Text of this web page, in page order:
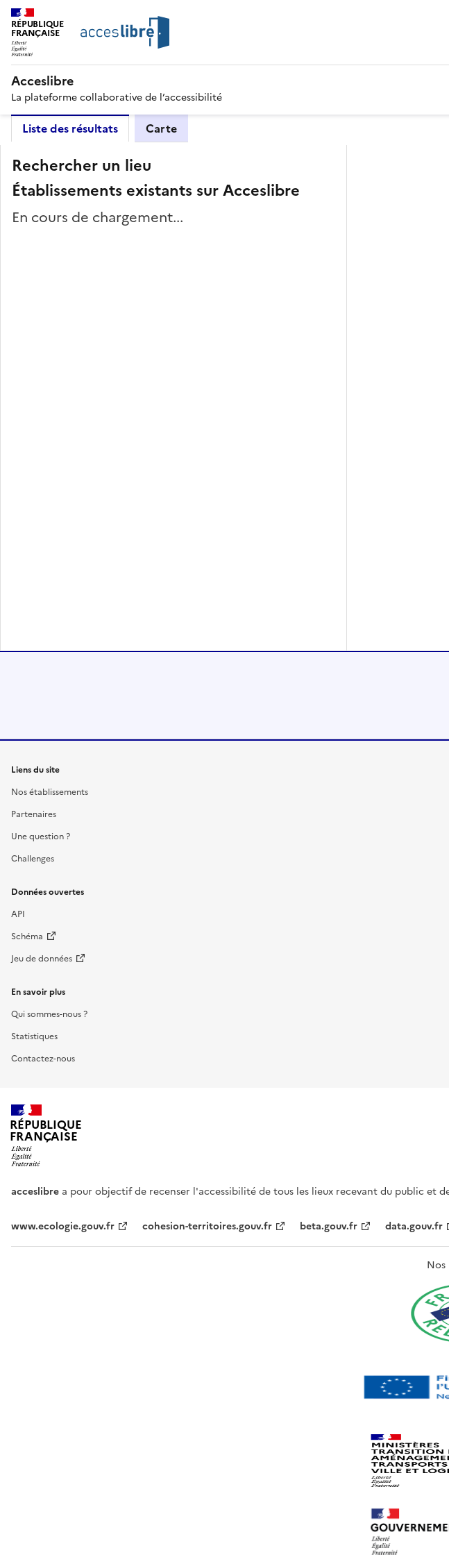
RÉPUBLIQUE
FRANÇAISE
Acceslibre
La plateforme collaborative de l’accessibilité
Liste des résultats Carte
Rechercher un lieu
Établissements existants sur Acceslibre
En cours de chargement...
Liens du site
Nos établissements
Partenaires
Une question ?
Challenges
Données ouvertes
API
Schéma
Jeu de données
En savoir plus
Qui sommes-nous ?
Statistiques
Contactez-nous
RÉPUBLIQUE
FRANÇAISE
acceslibre a pour objectif de recenser l'accessibilité de tous les lieux recevant du public et
www.ecologie.gouv.fr cohesion-territoires.gouv.fr beta.gouv.fr data.gouv.fr
Nos